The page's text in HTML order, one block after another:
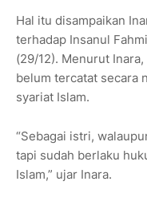
Hal itu disampaikan
terhadap Insanul
(29/12). Menurut
belum tercatat secara
syariat Islam.
“Sebagai istri,
tapi sudah berlaku
Islam,” ujar Inara.